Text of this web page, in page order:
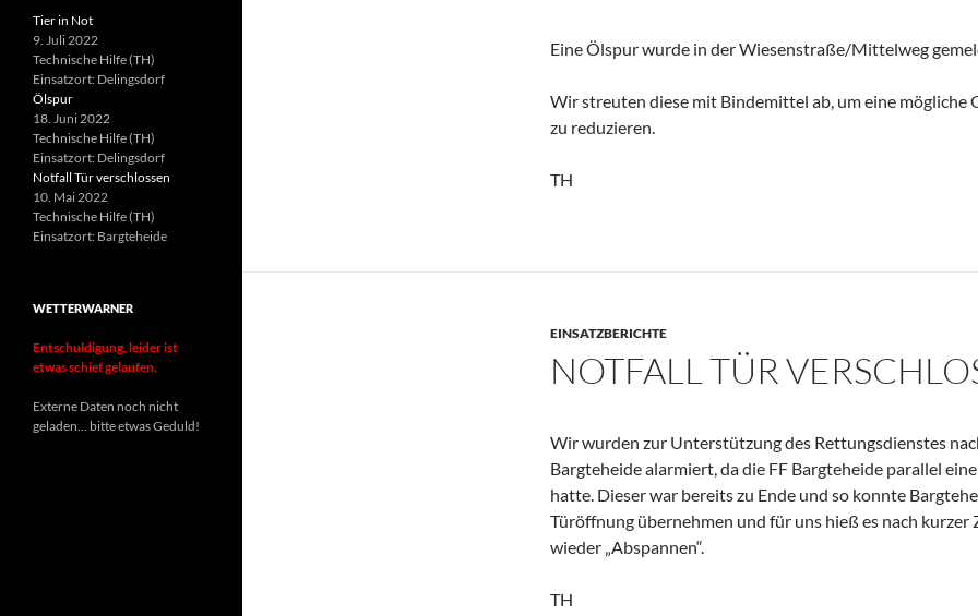
Eine Ölspur wurde in der Wiesenstraße/Mittelweg
Wir streuten diese mit Bindemittel ab, um eine mögliche
zu reduzieren.
TH
EINSATZBERICHTE
NOTFALL TÜR
Wir wurden zur Unterstützung des Rettungsdienstes
Bargteheide alarmiert, da die FF Bargteheide parallel
hatte. Dieser war bereits zu Ende und so konnte
Türöffnung übernehmen und für uns hieß es nach kurzer
wieder „Abspannen“.
TH
Tier in Not
9. Juli 2022
Technische Hilfe (TH)
Einsatzort: Delingsdorf
Ölspur
18. Juni 2022
Technische Hilfe (TH)
Einsatzort: Delingsdorf
Notfall Tür verschlossen
10. Mai 2022
Technische Hilfe (TH)
Einsatzort: Bargteheide
WETTERWARNER
Entschuldigung, leider ist
etwas schief gelaufen.
Externe Daten noch nicht
geladen… bitte etwas Geduld!